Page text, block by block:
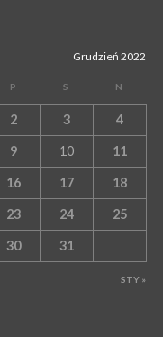
Grudzień 2022
P S N
STY »
2 3 4
9 10 11
16 17 18
23 24 25
30 31